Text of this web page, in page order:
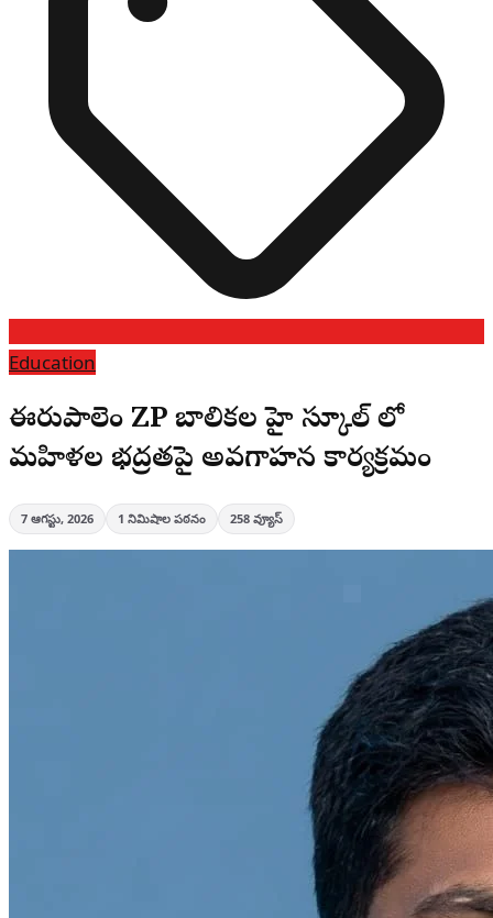
Education
ఈపురుపాలెం ZP బాలికల హై స్కూల్ లో
మహిళల భద్రతపై అవగాహన కార్యక్రమం
7 ఆగస్టు, 2026 1 నిమిషాల పఠనం 258 వ్యూస్